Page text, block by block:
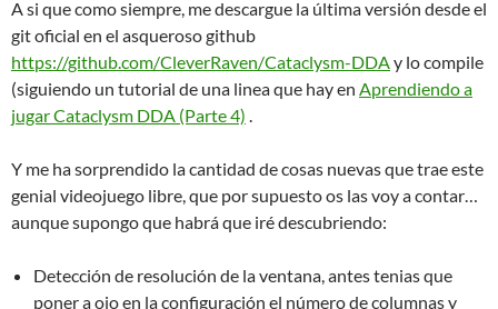
A si que como siempre, me descargue la última versión desde el
git oficial en el asqueroso github
https://github.com/CleverRaven/Cataclysm-DDAy lo compile
(siguiendo un tutorial de una linea que hay en Aprendiendo a
jugar Cataclysm DDA (Parte 4) .
Y me ha sorprendido la cantidad de cosas nuevas que trae este
genial videojuego libre, que por supuesto os las voy a contar…
aunque supongo que habrá que iré descubriendo:
Detección de resolución de la ventana, antes tenias que
poner a ojo en la configuración el número de columnas y